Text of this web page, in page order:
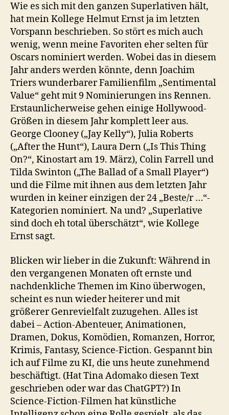
Wie es sich mit den ganzen Superlativen hält,
hat mein Kollege Helmut Ernst ja im letzten
Vorspann beschrieben. So stört es mich auch
wenig, wenn meine Favoriten eher selten für
Oscars nominiert werden. Wobei das in diesem
Jahr anders werden könnte, denn Joachim
Triers wunderbarer Familienfilm „Sentimental
Value“ geht mit 9 Nominierungen ins Rennen.
Erstaunlicherweise gehen einige Hollywood-
Größen in diesem Jahr komplett leer aus.
George Clooney („Jay Kelly“), Julia Roberts
(„After the Hunt“), Laura Dern („Is This Thing
On?“, Kinostart am 19. März), Colin Farrell und
Tilda Swinton („The Ballad of a Small Player“)
und die Filme mit ihnen aus dem letzten Jahr
wurden in keiner einzigen der 24 „Beste/r …“-
Kategorien nominiert. Na und? „Superlative
sind doch eh total überschätzt“, wie Kollege
Ernst sagt.
Blicken wir lieber in die Zukunft: Während in
den vergangenen Monaten oft ernste und
nachdenkliche Themen im Kino überwogen,
scheint es nun wieder heiterer und mit
größerer Genrevielfalt zuzugehen. Alles ist
dabei – Action-Abenteuer, Animationen,
Dramen, Dokus, Komödien, Romanzen, Horror,
Krimis, Fantasy, Science-Fiction. Gespannt bin
ich auf Filme zu KI, die uns heute zunehmend
beschäftigt. (Hat Tina Adomako diesen Text
geschrieben oder war das ChatGPT?) In
Science-Fiction-Filmen hat künstliche